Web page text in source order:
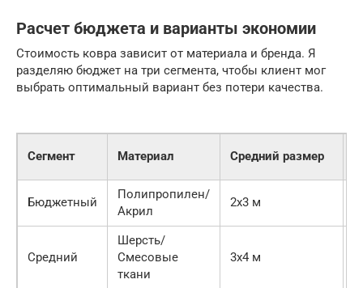
Расчет бюджета и варианты экономии
Стоимость ковра зависит от материала и бренда. Я
разделяю бюджет на три сегмента, чтобы клиент мог
выбрать оптимальный вариант без потери качества.
Сегмент Материал Средний размер
Бюджетный
Полипропилен/
Акрил
2х3 м
Средний
Шерсть/
Смесовые
ткани
3х4 м